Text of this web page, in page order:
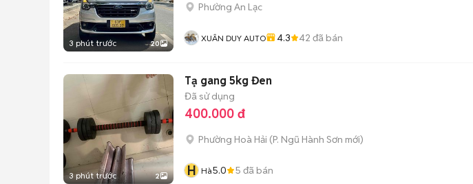
3 phút trước 20
Phường An Lạc
XUÂN DUY AUTO 4.3 42 đã bán
3 phút trước 2
Tạ gang 5kg Đen
Đã sử dụng
400.000 đ
Phường Hoà Hải (P. Ngũ Hành Sơn mới)
H Hà5.0 5 đã bán